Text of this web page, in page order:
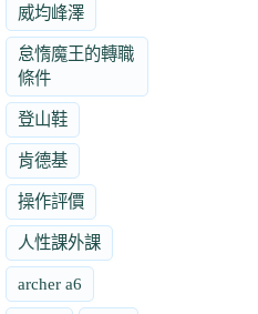
威均峰澤
怠惰魔王的轉職
條件
登山鞋
肯德基
操作評價
人性課外課
archer a6